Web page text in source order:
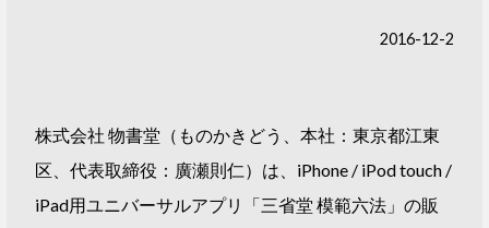
2016-12-2
株式会社 物書堂（ものかきどう、本社：東京都江東
区、代表取締役：廣瀬則仁）は、iPhone / iPod touch /
iPad用ユニバーサルアプリ「三省堂 模範六法」の販